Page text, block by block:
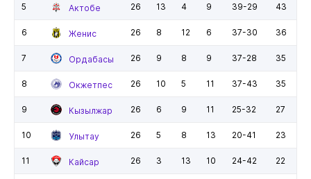
5 Актобе 26 13 4 9 39-29 43
6 Женис 26 8 12 6 37-30 36
7 Ордабасы 26 9 8 9 37-28 35
8 Окжетпес 26 10 5 11 37-43 35
9 Кызылжар 26 6 9 11 25-32 27
10 Улытау 26 5 8 13 20-41 23
11 Кайсар 26 3 13 10 24-42 22